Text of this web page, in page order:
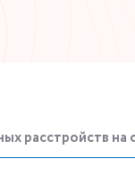
расстройств на